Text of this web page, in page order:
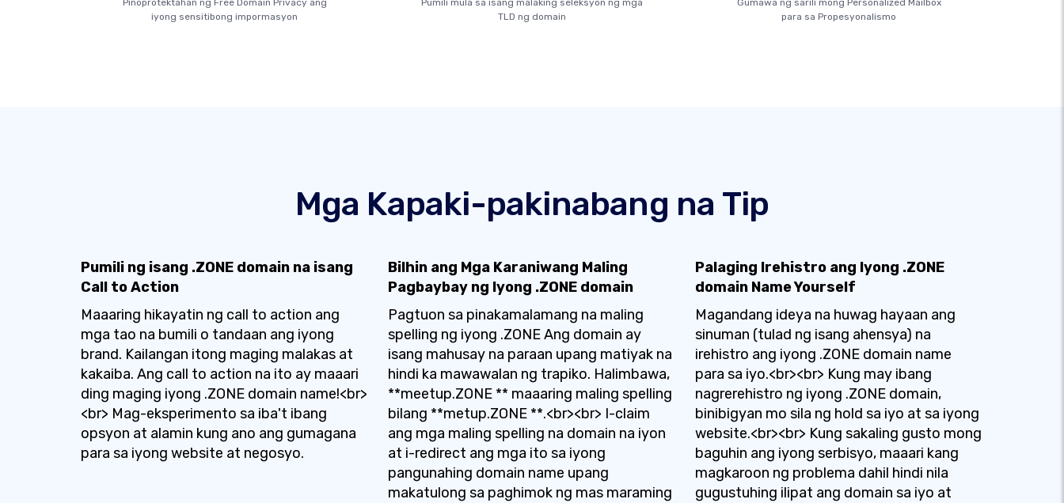
Pinoprotektahan ng Free Domain Privacy ang
iyong sensitibong impormasyon
Pumili mula sa isang malaking seleksyon ng mga
TLD ng domain
Gumawa ng sarili mong Personalized Mailbox
para sa Propesyonalismo
Mga Kapaki-pakinabang na Tip
Pumili ng isang .ZONE domain na isang
Call to Action
Maaaring hikayatin ng call to action ang
mga tao na bumili o tandaan ang iyong
brand. Kailangan itong maging malakas at
kakaiba. Ang call to action na ito ay maaari
ding maging iyong .ZONE domain name!<br>
<br> Mag-eksperimento sa iba't ibang
opsyon at alamin kung ano ang gumagana
para sa iyong website at negosyo.
Bilhin ang Mga Karaniwang Maling
Pagbaybay ng Iyong .ZONE domain
Pagtuon sa pinakamalamang na maling
spelling ng iyong .ZONE Ang domain ay
isang mahusay na paraan upang matiyak na
hindi ka mawawalan ng trapiko. Halimbawa,
**meetup.ZONE ** maaaring maling spelling
bilang **metup.ZONE **.<br><br> I-claim
ang mga maling spelling na domain na iyon
at i-redirect ang mga ito sa iyong
pangunahing domain name upang
makatulong sa paghimok ng mas maraming
Palaging Irehistro ang Iyong .ZONE
domain Name Yourself
Magandang ideya na huwag hayaan ang
sinuman (tulad ng isang ahensya) na
irehistro ang iyong .ZONE domain name
para sa iyo.<br><br> Kung may ibang
nagrerehistro ng iyong .ZONE domain,
binibigyan mo sila ng hold sa iyo at sa iyong
website.<br><br> Kung sakaling gusto mong
baguhin ang iyong serbisyo, maaari kang
magkaroon ng problema dahil hindi nila
gugustuhing ilipat ang domain sa iyo at